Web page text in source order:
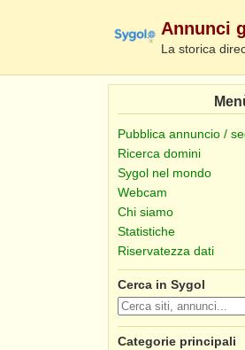
Annunci
La storica
Pubblica annuncio /
Ricerca domini
Sygol nel mondo
Webcam
Chi siamo
Statistiche
Riservatezza dati
Cerca in Sygol
Categorie principali